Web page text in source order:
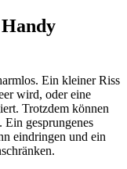
Ein kleiner Riss
wird, oder eine
Trotzdem können
gesprungenes
eindringen und ein